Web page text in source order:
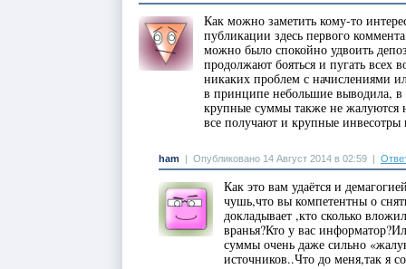
Как можно заметить кому-то
публикации здесь первого
можно было спокойно удвоить
продолжают бояться и пугать всех
никаких проблем с начислениями
в принципе небольшие выводила, в
крупные суммы также не жалуются
все получают и крупные
ham Опубликовано 14 Август 2014 в 02:59
Как это вам удаётся и
чушь,что вы компетентны о
докладывает ,кто сколько
вранья?Кто у вас
суммы очень даже сильно
источников..Что до меня,так я